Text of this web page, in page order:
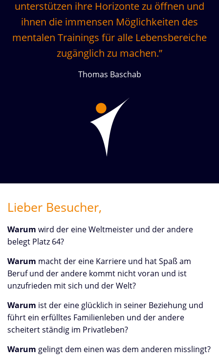
unterstützen ihre Horizonte zu öffnen und
ihnen die immensen Möglichkeiten des
mentalen Trainings für alle Lebensbereiche
zugänglich zu machen.”
Thomas Baschab
Lieber Besucher,
Warum wird der eine Weltmeister und der andere
belegt Platz 64?
Warum macht der eine Karriere und hat Spaß am
Beruf und der andere kommt nicht voran und ist
unzufrieden mit sich und der Welt?
Warum ist der eine glücklich in seiner Beziehung und
führt ein erfülltes Familienleben und der andere
scheitert ständig im Privatleben?
Warum gelingt dem einen was dem anderen misslingt?